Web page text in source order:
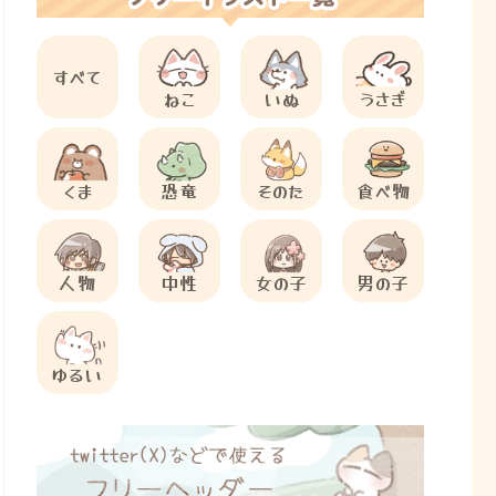
すべて
ねこ
いぬ うさぎ
くま 恐竜 そのた 食べ物
人物 中性 女の子 男の子
ゆるい